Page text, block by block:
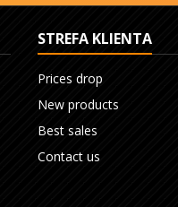
STREFA KLIENTA
Prices drop
New products
Best sales
Contact us